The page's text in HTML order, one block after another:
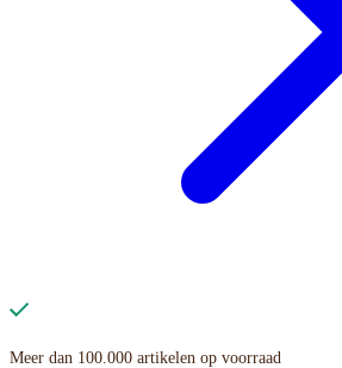
Meer dan 100.000 artikelen op voorraad